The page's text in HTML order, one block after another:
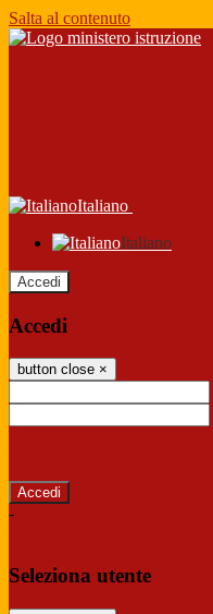
Salta al contenuto
Italiano
Italiano
Accedi
Accedi
button close ×
-
Seleziona utente